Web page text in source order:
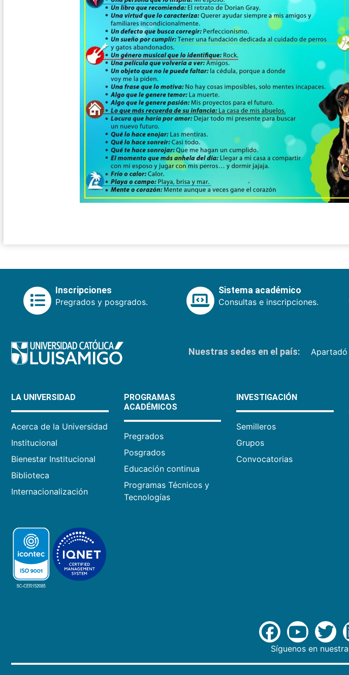
Inscripciones
Pregrados y posgrados.
Sistema académico
Consultas e inscripciones.
Nuestras sedes en el país: Apartadó
LA UNIVERSIDAD
Acerca de la Universidad
Institucional
Bienestar Institucional
Biblioteca
Internacionalización
PROGRAMAS
ACADÉMICOS
Pregrados
Posgrados
Educación continua
Programas Técnicos y
Tecnologías
INVESTIGACIÓN
Semilleros
Grupos
Convocatorias
Síguenos en